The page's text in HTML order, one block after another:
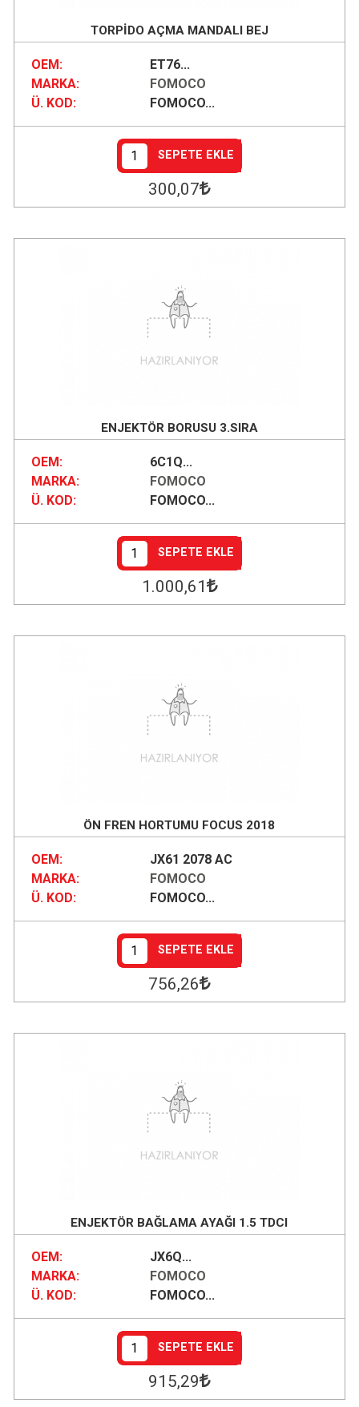
TORPİDO AÇMA MANDALI BEJ
OEM:
ET76...
MARKA:
FOMOCO
Ü. KOD:
FOMOCO...
SEPETE EKLE
300,07
ENJEKTÖR BORUSU 3.SIRA
OEM:
6C1Q...
MARKA:
FOMOCO
Ü. KOD:
FOMOCO...
SEPETE EKLE
1.000,61
ÖN FREN HORTUMU FOCUS 2018
OEM:
JX61 2078 AC
MARKA:
FOMOCO
Ü. KOD:
FOMOCO...
SEPETE EKLE
756,26
ENJEKTÖR BAĞLAMA AYAĞI 1.5 TDCI
OEM:
JX6Q...
MARKA:
FOMOCO
Ü. KOD:
FOMOCO...
SEPETE EKLE
915,29